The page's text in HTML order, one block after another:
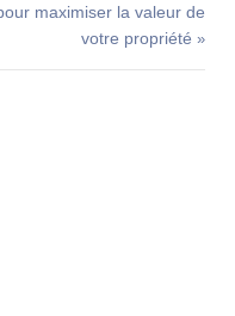
maximiser la valeur de
votre propriété »